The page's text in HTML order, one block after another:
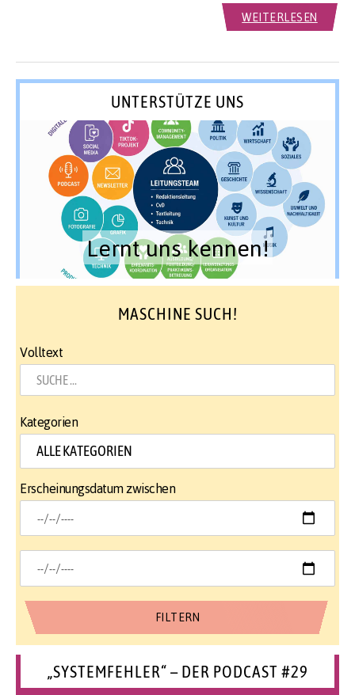
WEITERLESEN
UNTERSTÜTZE UNS
Lernt uns kennen!
MASCHINE SUCH!
Volltext
Kategorien
Erscheinungsdatum zwischen
„SYSTEMFEHLER“ – DER PODCAST #29